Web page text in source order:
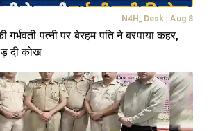
N4H_Desk | Aug 8
गर्भवती पत्नी पर बेरहम पति ने बरपाया कहर,
दी कोख